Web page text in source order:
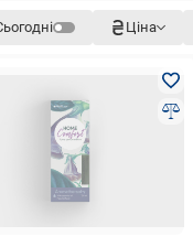
Ціна